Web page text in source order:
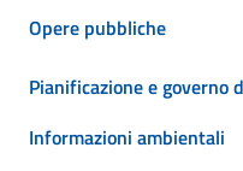
Opere pubbliche
Pianificazione e governo
Informazioni ambientali